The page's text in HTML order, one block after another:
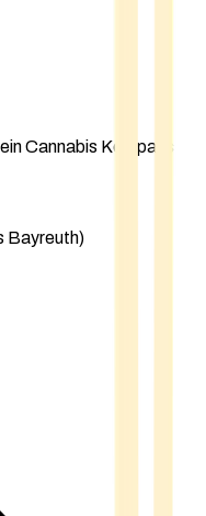
Cannabis Kompass
Bayreuth)